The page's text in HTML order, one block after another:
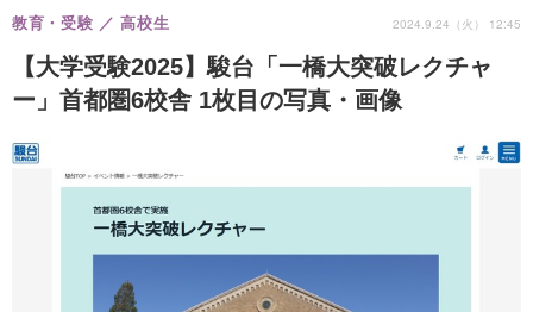
【大学受験2025】駿台「一橋大突破レクチャ
ー」首都圏6校舎 1枚目の写真・画像
教育・受験 高校生 2024.9.24（火） 12:45